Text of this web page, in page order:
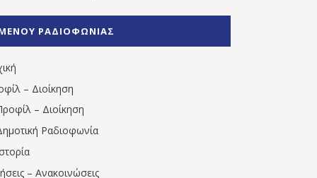
1531194763766854/" artist="" ]
ΡΑΔΙΟΦΩΝΙΑΣ
– Διοίκηση
– Διοίκηση
Ραδιοφωνία
– Ανακοινώσεις